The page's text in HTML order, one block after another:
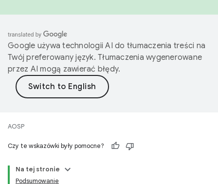
Google używa technologii AI do tłumaczenia treści na
Twój preferowany język. Tłumaczenia wygenerowane
przez AI mogą zawierać błędy.
AOSP
Czy te wskazówki były pomocne?
Na tej stronie
Podsumowanie